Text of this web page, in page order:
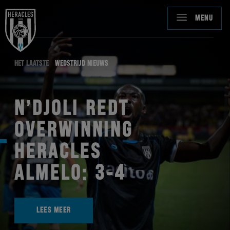
MENU
HET LAATSTE WEDSTRIJD NIEUWS
N’DJOLI REDT
OVERWINNING
HERACLES
ALMELO: 3-4
LEES MEER